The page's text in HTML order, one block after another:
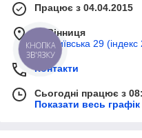
Працює з 04.04.2015
м. Вінниця
вул Київська 29
Контакти
Сьогодні працює з
Показати весь
КНОПКА
ЗВ'ЯЗКУ